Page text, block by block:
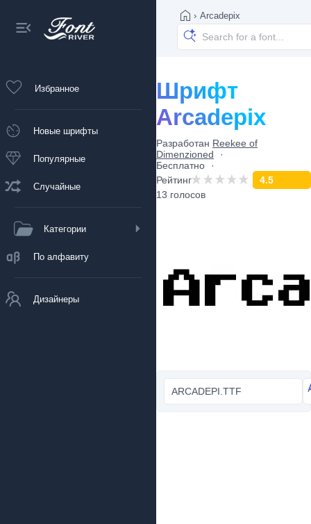
Избранное
Новые шрифты
Популярные
Случайные
Категории
По алфавиту
Дизайнеры
› Arcadepix
Шрифт
Arcadepix
Разработан Reekee of
Dimenzioned
Бесплатно
Рейтинг
4.5
13 голосов
ARCADEPI.TTF